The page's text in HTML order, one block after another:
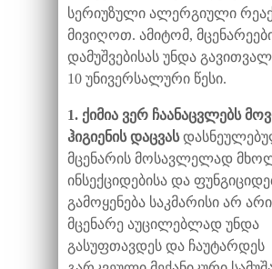
სერიუზული ალერგიული
მივიღოთ. ამიტომ,
დამუშვებისას უნდა
10 უნივერსალური წესი.
1. ქიმია ვერ ჩაანაცვლებს
ჰიგიენის დაცვას
მცენარის მოსავლელად
ინსექციდებისა და
გამოყენება საკმარისი არ
მცენარე აუცილებლად უნდა
გასუფთავდეს და ჩაუტარდეს